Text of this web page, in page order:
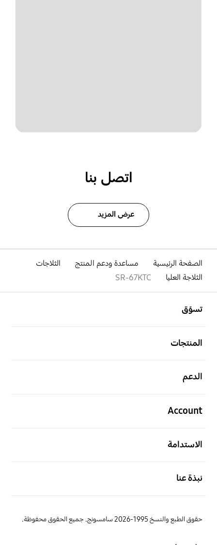
اتصل بنا
عرض المزيد
الصفحة الرئيسية مساعدة ودعم المنتج
الثلاجات
الثلاجة العليا
SR-67KTC
تسوّق
المنتجات
الدعم
Account
الاستدامة
نبذة عنا
حقوق الطبع والنسخ 1995-2026 سامسونج. جميع الحقوق محفوظة.